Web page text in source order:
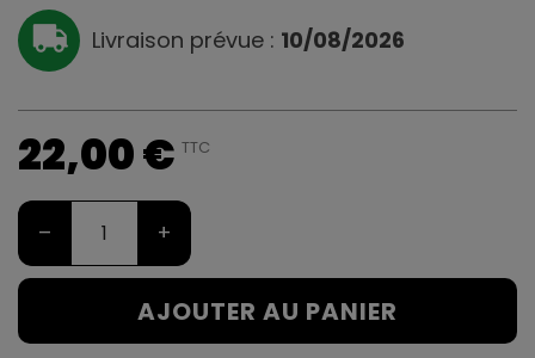
Livraison prévue : 10/08/2026
22,00 € TTC
– +
AJOUTER AU PANIER